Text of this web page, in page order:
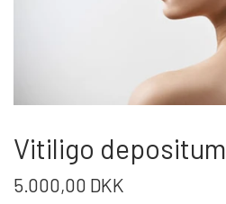
Vitiligo depositum
5.000,00 DKK